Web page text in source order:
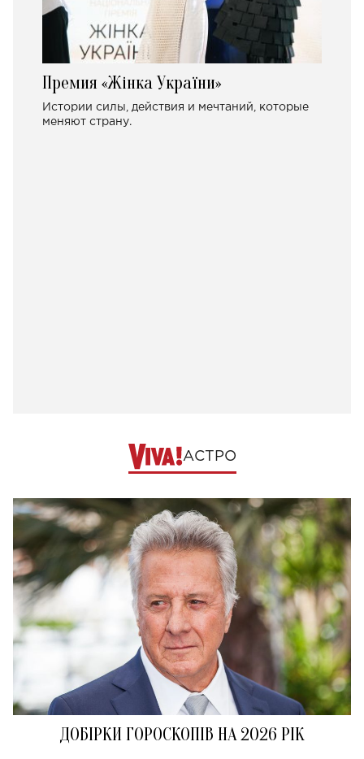
Премия «Жінка України»
Истории силы, действия и мечтаний, которые
меняют страну.
АСТРО
ДОБІРКИ ГОРОСКОПІВ НА 2026 РІК